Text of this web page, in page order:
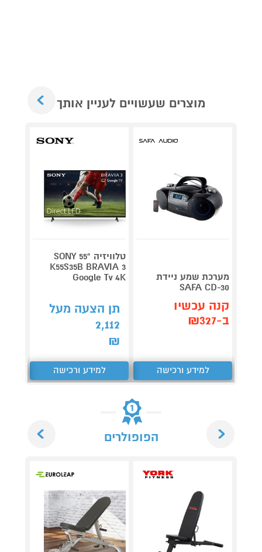
מוצרים שעשויים לעניין אותך
מערכת שמע ניידת
SAFA CD-30
קנה עכשיו
ב-₪327
למידע ורכישה
טלוויזיה "55 SONY
K55S35B BRAVIA 3
Google Tv 4K
תן הצעה מעל
2,112
₪
למידע ורכישה
הפופולרים